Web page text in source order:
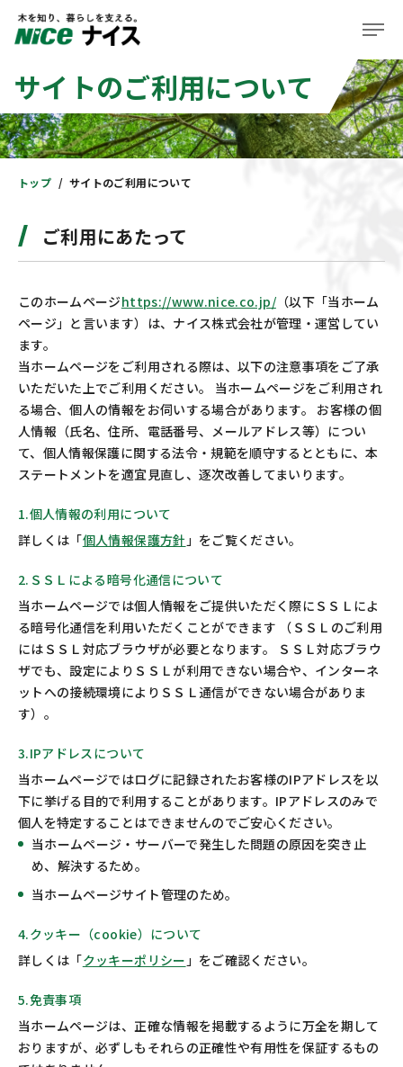
企業情報
事業紹介
ニュース＆レポート
採用情報
住まい
お問い合わせ カスタマーセンター
サイトのご利用について
トップ サイトのご利用について
ご利用にあたって
このホームページhttps://www.nice.co.jp/（以下「当ホーム
ページ」と言います）は、ナイス株式会社が管理・運営してい
ます。
当ホームページをご利用される際は、以下の注意事項をご了承
いただいた上でご利用ください。 当ホームページをご利用され
る場合、個人の情報をお伺いする場合があります。 お客様の個
人情報（氏名、住所、電話番号、メールアドレス等）につい
て、個人情報保護に関する法令・規範を順守するとともに、本
ステートメントを適宜見直し、逐次改善してまいります。
1.個人情報の利用について
詳しくは「個人情報保護方針」をご覧ください。
2.ＳＳＬによる暗号化通信について
当ホームページでは個人情報をご提供いただく際にＳＳＬによ
る暗号化通信を利用いただくことができます （ＳＳＬのご利用
にはＳＳＬ対応ブラウザが必要となります。 ＳＳＬ対応ブラウ
ザでも、設定によりＳＳＬが利用できない場合や、インターネ
ットへの接続環境によりＳＳＬ通信ができない場合がありま
す）。
3.IPアドレスについて
当ホームページではログに記録されたお客様のIPアドレスを以
下に挙げる目的で利用することがあります。IPアドレスのみで
個人を特定することはできませんのでご安心ください。
当ホームページ・サーバーで発生した問題の原因を突き止
め、解決するため。
当ホームページサイト管理のため。
4.クッキー（cookie）について
詳しくは「クッキーポリシー」をご確認ください。
5.免責事項
当ホームページは、正確な情報を掲載するように万全を期して
おりますが、必ずしもそれらの正確性や有用性を保証するもの